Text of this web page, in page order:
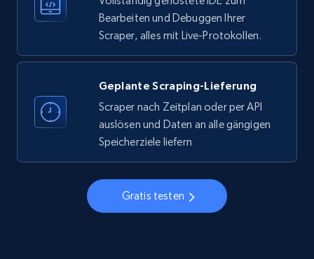
business account, Is professional account, Is
verified, and more.
3.4K+ Gratis testen
Instagram - Profiles - Collect profile
Bearbeiten und Debuggen Ihrer
Scraper, alles mit Live-Protokollen.
Geplante Scraping-Lieferung
Scraper nach Zeitplan oder per API
auslösen und Daten an alle gängigen
Speicherziele liefern
Gratis testen